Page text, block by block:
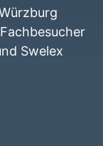
Swelex